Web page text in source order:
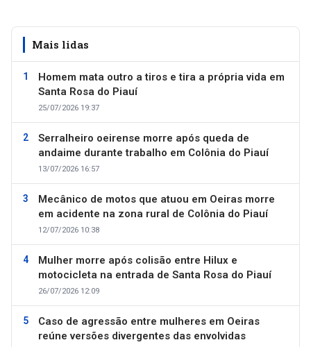
Mais lidas
Homem mata outro a tiros e tira a própria vida em
Santa Rosa do Piauí
25/07/2026 19:37
Serralheiro oeirense morre após queda de
andaime durante trabalho em Colônia do Piauí
13/07/2026 16:57
Mecânico de motos que atuou em Oeiras morre
em acidente na zona rural de Colônia do Piauí
12/07/2026 10:38
Mulher morre após colisão entre Hilux e
motocicleta na entrada de Santa Rosa do Piauí
26/07/2026 12:09
Caso de agressão entre mulheres em Oeiras
reúne versões divergentes das envolvidas